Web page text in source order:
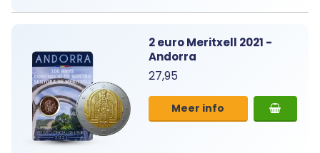
2 euro Meritxell 2021 -
Andorra
27,95
Meer info